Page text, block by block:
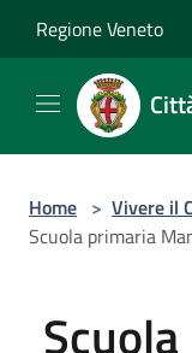
Regione Veneto
Home > Vivere il
Scuola primaria